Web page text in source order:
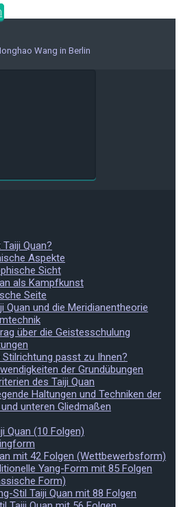
Wang in Berlin
Quan?
Aspekte
Sicht
als Kampfkunst
Seite
Quan und die Meridianentheorie
über die Geistesschulung
Stilrichtung passt zu Ihnen?
der Grundübungen
des Taiji Quan
Haltungen und Techniken der
unteren Gliedmaßen
Quan (10 Folgen)
mit 42 Folgen (Wettbewerbsform)
Yang-Form mit 85 Folgen
Form)
Stil Taiji Quan mit 88 Folgen